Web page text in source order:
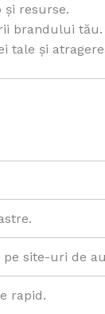
resurse.
brandului tău.
tale și
site-uri de
rapid.